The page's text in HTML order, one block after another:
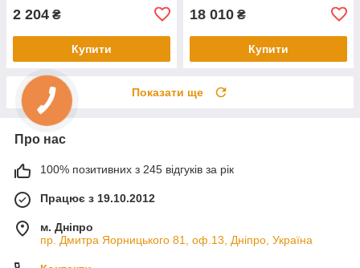
2 204 ₴
Купити
18 010 ₴
Купити
Показати ще
Про нас
100% позитивних з 245 відгуків за рік
Працює з 19.10.2012
м. Дніпро
пр. Дмитра Яорницького 81, оф.13, Дніпро, Україна